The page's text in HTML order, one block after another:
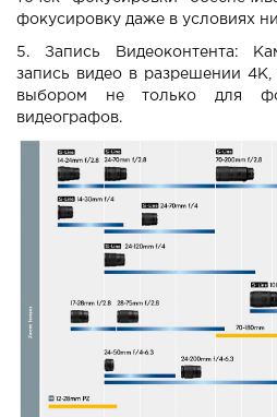
фокусировку даже в условиях
5. Запись Видеоконтента:
запись видео в разрешении
выбором не только для
видеографов.